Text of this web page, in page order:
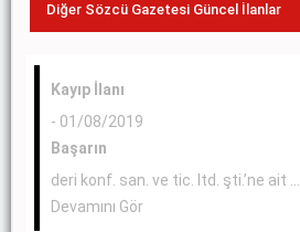
Diğer Sözcü Gazetesi Güncel İlanlar
Kayıp İlanı
- 01/08/2019
Başarın
deri konf. san. ve tic. ltd. şti.’ne ait ...
Devamını Gör